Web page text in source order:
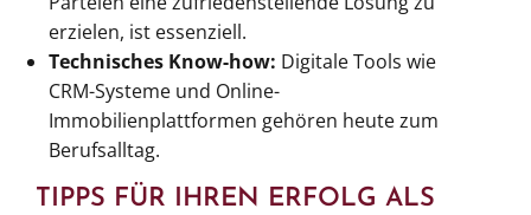
erzielen, ist essenziell.
Technisches Know-how: Digitale Tools wie
CRM-Systeme und Online-
Immobilienplattformen gehören heute zum
Berufsalltag.
TIPPS FÜR IHREN ERFOLG ALS